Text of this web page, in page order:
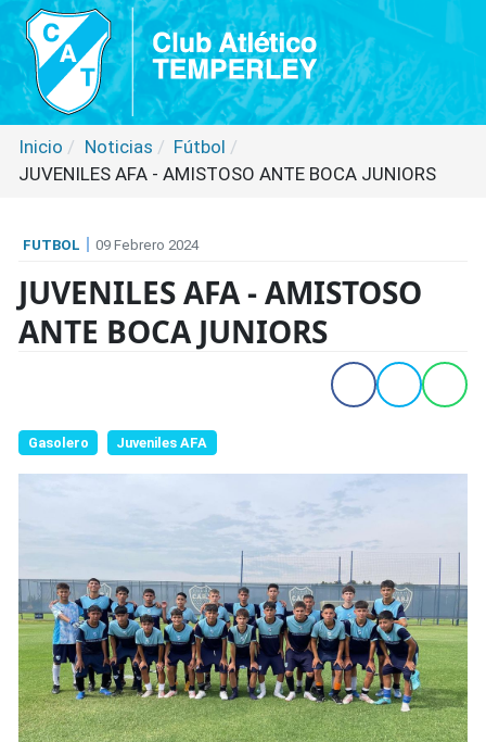
Inicio Noticias
Fútbol
JUVENILES AFA - AMISTOSO ANTE BOCA JUNIORS
FUTBOL 09 Febrero 2024
JUVENILES AFA - AMISTOSO
ANTE BOCA JUNIORS
Gasolero Juveniles AFA